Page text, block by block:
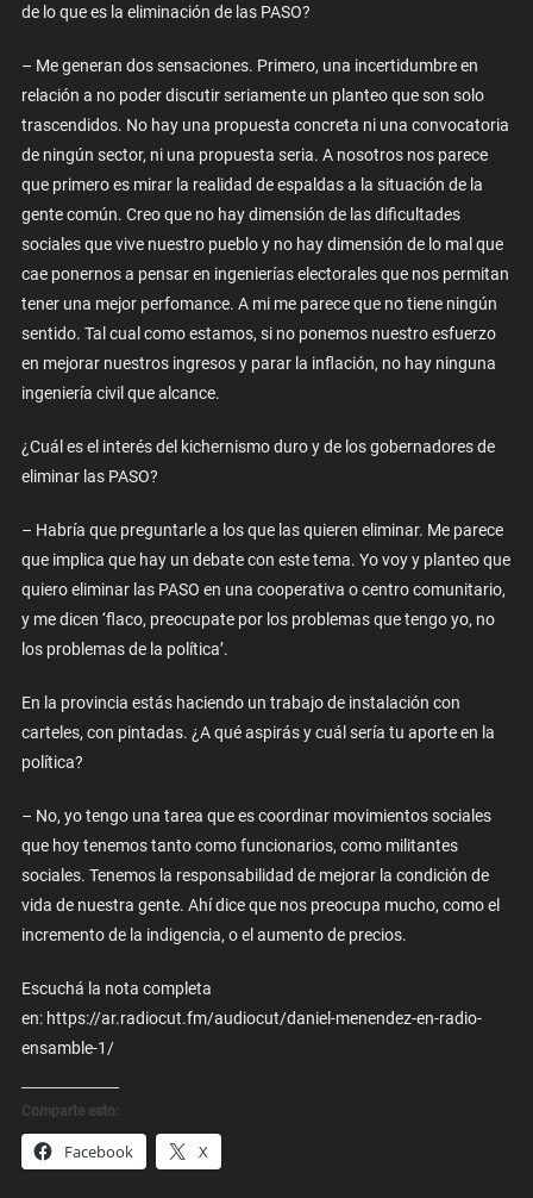
de lo que es la eliminación de las PASO?
– Me generan dos sensaciones. Primero, una incertidumbre en
relación a no poder discutir seriamente un planteo que son solo
trascendidos. No hay una propuesta concreta ni una convocatoria
de ningún sector, ni una propuesta seria. A nosotros nos parece
que primero es mirar la realidad de espaldas a la situación de la
gente común. Creo que no hay dimensión de las dificultades
sociales que vive nuestro pueblo y no hay dimensión de lo mal que
cae ponernos a pensar en ingenierías electorales que nos permitan
tener una mejor perfomance. A mi me parece que no tiene ningún
sentido. Tal cual como estamos, si no ponemos nuestro esfuerzo
en mejorar nuestros ingresos y parar la inflación, no hay ninguna
ingeniería civil que alcance.
¿Cuál es el interés del kichernismo duro y de los gobernadores de
eliminar las PASO?
– Habría que preguntarle a los que las quieren eliminar. Me parece
que implica que hay un debate con este tema. Yo voy y planteo que
quiero eliminar las PASO en una cooperativa o centro comunitario,
y me dicen ‘flaco, preocupate por los problemas que tengo yo, no
los problemas de la política’.
En la provincia estás haciendo un trabajo de instalación con
carteles, con pintadas. ¿A qué aspirás y cuál sería tu aporte en la
política?
– No, yo tengo una tarea que es coordinar movimientos sociales
que hoy tenemos tanto como funcionarios, como militantes
sociales. Tenemos la responsabilidad de mejorar la condición de
vida de nuestra gente. Ahí dice que nos preocupa mucho, como el
incremento de la indigencia, o el aumento de precios.
Escuchá la nota completa
en: https://ar.radiocut.fm/audiocut/daniel-menendez-en-radio-
ensamble-1/
Comparte esto:
Facebook X